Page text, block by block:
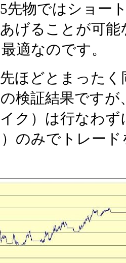
先物ではショー
あげることが可
適なのです。
ほどとまった
検証結果です
ク）は行なわ
のみでトレー